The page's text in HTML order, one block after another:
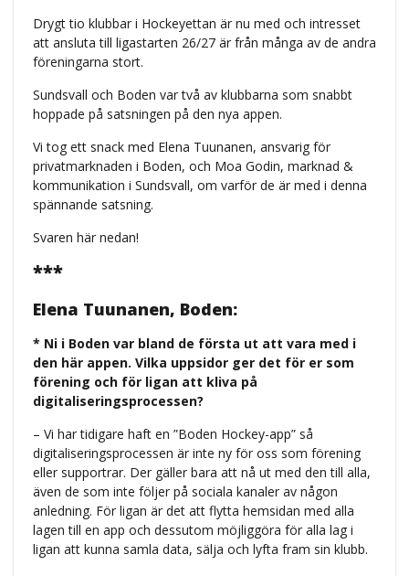
Drygt tio klubbar i Hockeyettan är nu med och intresset
att ansluta till ligastarten 26/27 är från många av de andra
föreningarna stort.
Sundsvall och Boden var två av klubbarna som snabbt
hoppade på satsningen på den nya appen.
Vi tog ett snack med Elena Tuunanen, ansvarig för
privatmarknaden i Boden, och Moa Godin, marknad &
kommunikation i Sundsvall, om varför de är med i denna
spännande satsning.
Svaren här nedan!
***
Elena Tuunanen, Boden:
* Ni i Boden var bland de första ut att vara med i
den här appen. Vilka uppsidor ger det för er som
förening och för ligan att kliva på
digitaliseringsprocessen?
– Vi har tidigare haft en ”Boden Hockey-app” så
digitaliseringsprocessen är inte ny för oss som förening
eller supportrar. Der gäller bara att nå ut med den till alla,
även de som inte följer på sociala kanaler av någon
anledning. För ligan är det att flytta hemsidan med alla
lagen till en app och dessutom möjliggöra för alla lag i
ligan att kunna samla data, sälja och lyfta fram sin klubb.